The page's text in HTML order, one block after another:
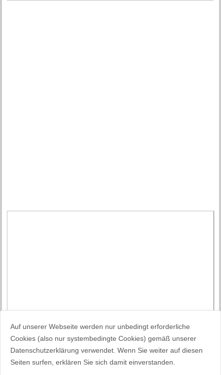
Auf unserer Webseite werden nur unbedingt erforderliche
Cookies (also nur systembedingte Cookies) gemäß unserer
Datenschutzerklärung verwendet. Wenn Sie weiter auf diesen
Seiten surfen, erklären Sie sich damit einverstanden.